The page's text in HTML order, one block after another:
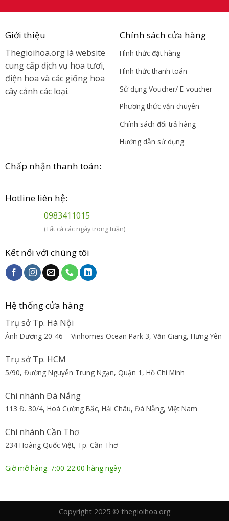
Giới thiệu
Thegioihoa.org là website
cung cấp dịch vụ hoa tươi,
điện hoa và các giống hoa
cây cảnh các loại.
Chính sách cửa hàng
Hình thức đặt hàng
Hình thức thanh toán
Sử dụng Voucher/ E-voucher
Phương thức vận chuyên
Chính sách đổi trả hàng
Hướng dẫn sử dụng
Chấp nhận thanh toán:
Hotline liên hệ:
0983411015
(Tất cả các ngày trong tuần)
Kết nối với chúng tôi
Hệ thống cửa hàng
Trụ sở Tp. Hà Nội
Ánh Dương 20-46 – Vinhomes Ocean Park 3, Văn Giang, Hưng Yên
Trụ sở Tp. HCM
5/90, Đường Nguyễn Trung Ngạn, Quận 1, Hồ Chí Minh
Chi nhánh Đà Nẵng
113 Đ. 30/4, Hoà Cường Bắc, Hải Châu, Đà Nẵng, Việt Nam
Chi nhánh Cần Thơ
234 Hoàng Quốc Việt, Tp. Cần Thơ
Giờ mở hàng: 7:00-22:00 hàng ngày
Copyright 2025 © thegioihoa.org